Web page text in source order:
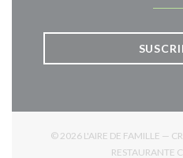
© 2026 L'AIRE DE FAMILLE —
RESTAURANTE